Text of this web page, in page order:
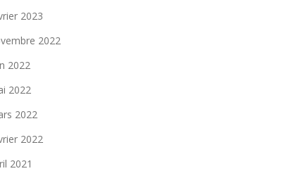
2023
2022
2022
2022
2022
2022
2021